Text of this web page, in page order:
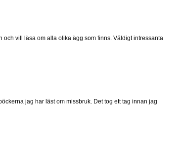
och vill läsa om alla olika ägg som finns. Väldigt intressanta
jag har läst om missbruk. Det tog ett tag innan jag